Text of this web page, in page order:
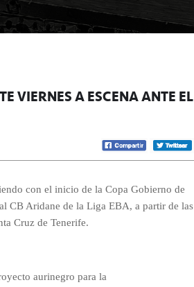
VIERNES A ESCENA ANTE EL
con el inicio de la Copa Gobierno de
CB Aridane de la Liga EBA, a partir de las
Cruz de Tenerife.
aurinegro para la